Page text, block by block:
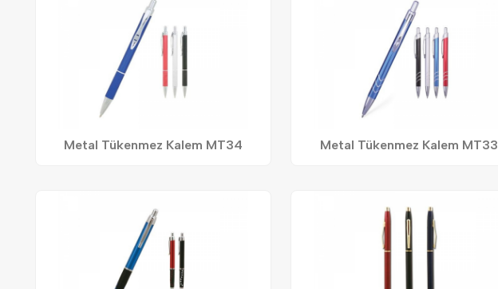
Metal Tükenmez Kalem MT34 Metal Tükenmez Kalem MT33